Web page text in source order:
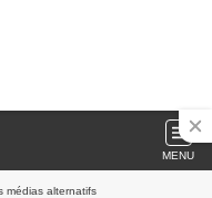
MENU
médias alternatifs